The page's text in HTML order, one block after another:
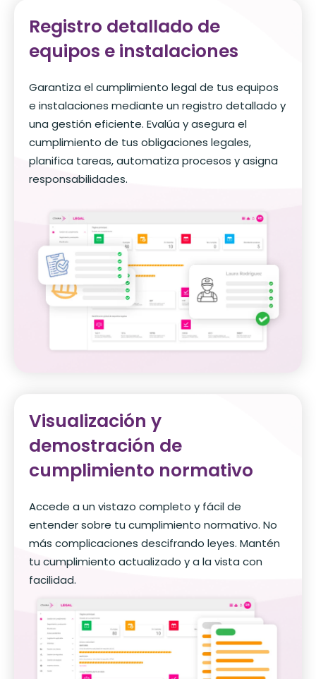
Registro detallado de
equipos e instalaciones
Garantiza el cumplimiento legal de tus equipos
e instalaciones mediante un registro detallado y
una gestión eficiente. Evalúa y asegura el
cumplimiento de tus obligaciones legales,
planifica tareas, automatiza procesos y asigna
responsabilidades.
Visualización y
demostración de
cumplimiento normativo
Accede a un vistazo completo y fácil de
entender sobre tu cumplimiento normativo. No
más complicaciones descifrando leyes. Mantén
tu cumplimiento actualizado y a la vista con
facilidad.